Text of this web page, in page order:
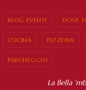
BLOG EVENTI DOVE
CUCINA PIZZERIA
PARCHEGGIO
La Bella